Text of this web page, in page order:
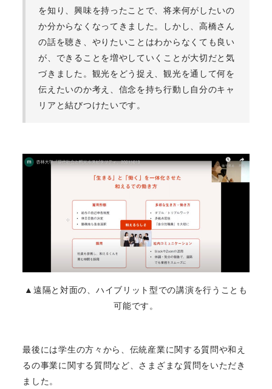
を知り、興味を持ったことで、将来何がしたいの
か分からなくなってきました。しかし、高橋さん
の話を聴き、やりたいことはわからなくても良い
が、できることを増やしていくことが大切だと気
づきました。観光をどう捉え、観光を通して何を
伝えたいのか考え、信念を持ち行動し自分のキャ
リアと結びつけたいです。
▲遠隔と対面の、ハイブリット型での講演を行うことも
可能です。
最後には学生の方々から、伝統産業に関する質問や和え
るの事業に関する質問など、さまざまな質問をいただき
ました。